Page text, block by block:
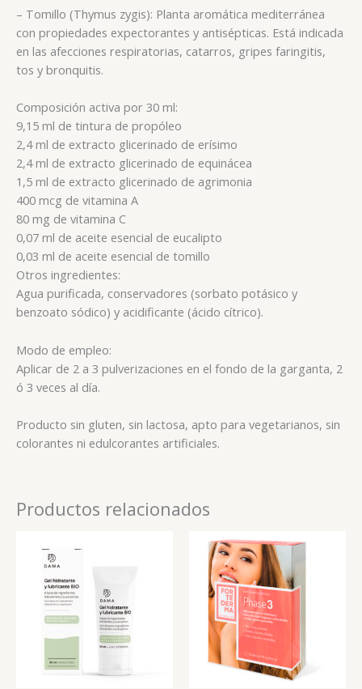
– Tomillo (Thymus zygis): Planta aromática mediterránea
con propiedades expectorantes y antisépticas. Está indicada
en las afecciones respiratorias, catarros, gripes faringitis,
tos y bronquitis.
Composición activa por 30 ml:
9,15 ml de tintura de propóleo
2,4 ml de extracto glicerinado de erísimo
2,4 ml de extracto glicerinado de equinácea
1,5 ml de extracto glicerinado de agrimonia
400 mcg de vitamina A
80 mg de vitamina C
0,07 ml de aceite esencial de eucalipto
0,03 ml de aceite esencial de tomillo
Otros ingredientes:
Agua purificada, conservadores (sorbato potásico y
benzoato sódico) y acidificante (ácido cítrico).
Modo de empleo:
Aplicar de 2 a 3 pulverizaciones en el fondo de la garganta, 2
ó 3 veces al día.
Producto sin gluten, sin lactosa, apto para vegetarianos, sin
colorantes ni edulcorantes artificiales.
Productos relacionados